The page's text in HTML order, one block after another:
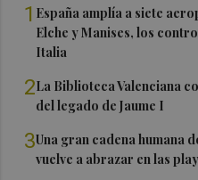
1 España amplía a siete
Elche y Manises, los
Italia
2La Biblioteca Valenciana
del legado de Jaume I
3Una gran cadena humana
vuelve a abrazar en las